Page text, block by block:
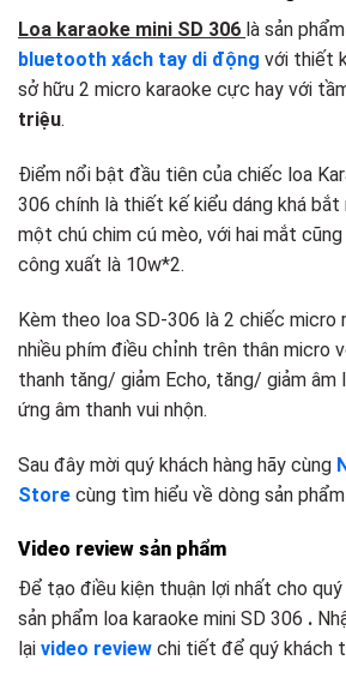
Loa karaoke mini SD 306 là sản phẩm
bluetooth xách tay di động với thiết
sở hữu 2 micro karaoke cực hay với
triệu.
Điểm nổi bật đầu tiên của chiếc loa
306 chính là thiết kế kiểu dáng khá bắt
một chú chim cú mèo, với hai mắt
công xuất là 10w*2.
Kèm theo loa SD-306 là 2 chiếc micro
nhiều phím điều chỉnh trên thân micro
thanh tăng/ giảm Echo, tăng/ giảm âm
ứng âm thanh vui nhộn.
Sau đây mời quý khách hàng hãy cùng
Store cùng tìm hiểu về dòng sản phẩm
Video review sản phẩm
Để tạo điều kiện thuận lợi nhất cho quý
sản phẩm loa karaoke mini SD 306 .
lại video review chi tiết để quý khách